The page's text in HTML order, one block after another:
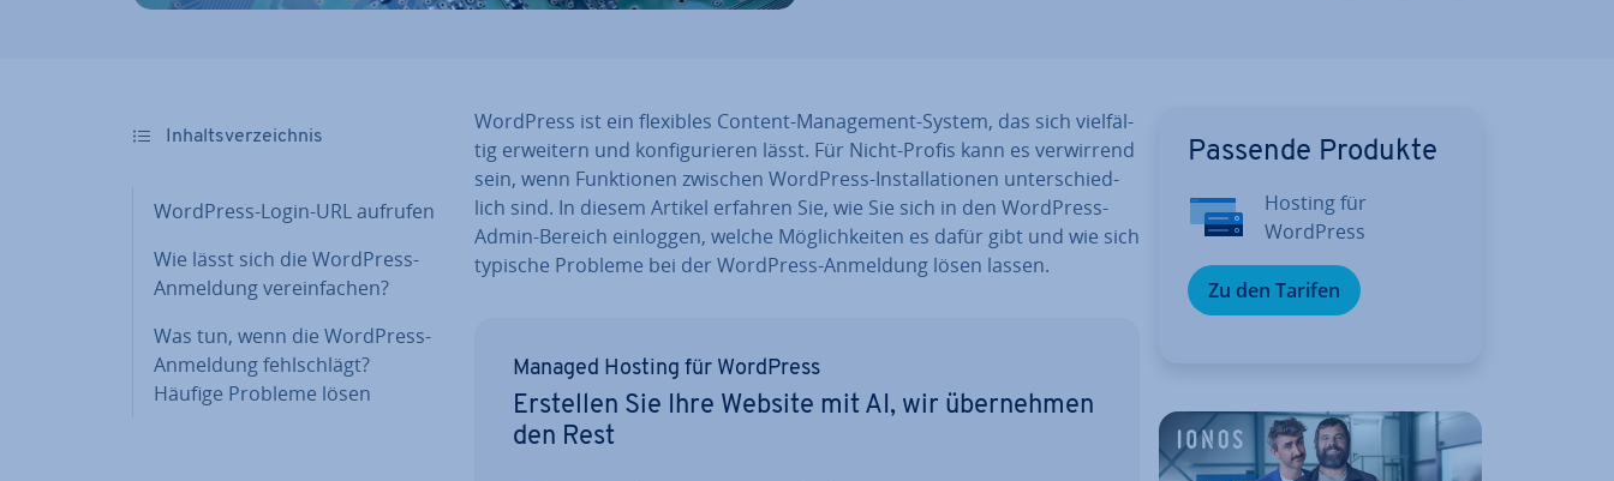
In­halts­ver­zeich­nis
WordPress-Login-URL aufrufen
Wie lässt sich die WordPress-
Anmeldung ver­ein­fa­chen?
Was tun, wenn die WordPress-
Anmeldung fehl­schlägt?
Häufige Probleme lösen
WordPress ist ein flexibles Content-Ma­nage­ment-System, das sich viel­fäl­
tig erweitern und kon­fi­gu­rie­ren lässt. Für Nicht-Profis kann es ver­wir­rend
sein, wenn Funk­tio­nen zwischen WordPress-In­stal­la­tio­nen un­ter­schied­
lich sind. In diesem Artikel erfahren Sie, wie Sie sich in den WordPress-
Admin-Bereich einloggen, welche Mög­lich­kei­ten es dafür gibt und wie sich
typische Probleme bei der WordPress-Anmeldung lösen lassen.
Managed Hosting für WordPress
Erstellen Sie Ihre Website mit AI, wir über­neh­men
den Rest
Passende Produkte
Hosting für
WordPress
Zu den Tarifen